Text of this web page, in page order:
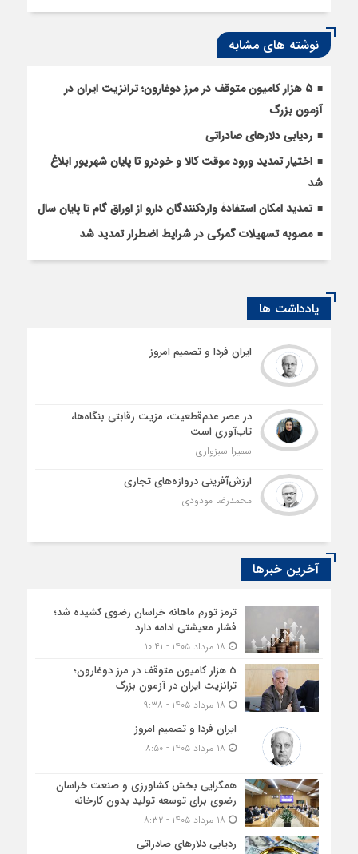
نوشته های مشابه
5 هزار کامیون متوقف در مرز دوغارون؛ ترانزیت ایران در
آزمون بزرگ
ردیابی دلارهای صادراتی
اختیار تمدید ورود موقت کالا و خودرو تا پایان شهریور ابلاغ
شد
تمدید امکان استفادۀ واردکنندگان دارو از اوراق گام تا پایان سال
مصوبه تسهیلات گمرکی در شرایط اضطرار تمدید شد
یادداشت ها
ایران فردا و تصمیم امروز
در عصر عدم‌قطعیت، مزیت رقابتی بنگاه‌ها،
تاب‌آوری است
سمیرا سبزواری
ارزش‌آفرینی دروازه‌های تجاری
محمدرضا مودودی
آخرین خبرها
ترمز تورم ماهانه خراسان رضوی کشیده شد؛
فشار معیشتی ادامه دارد
5 هزار کامیون متوقف در مرز دوغارون؛
ترانزیت ایران در آزمون بزرگ
ایران فردا و تصمیم امروز
همگرایی بخش کشاورزی و صنعت خراسان
رضوی برای توسعه تولید بدون کارخانه
ردیابی دلارهای صادراتی